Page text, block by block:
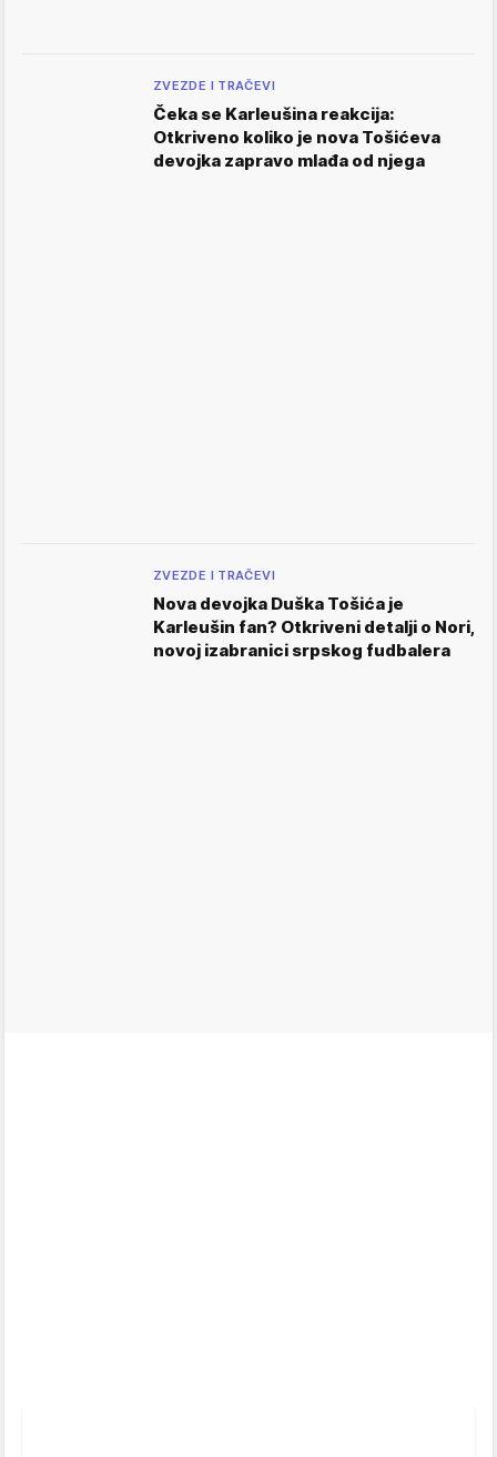
ZVEZDE I TRAČEVI
Čeka se Karleušina reakcija:
Otkriveno koliko je nova Tošićeva
devojka zapravo mlađa od njega
ZVEZDE I TRAČEVI
Nova devojka Duška Tošića je
Karleušin fan? Otkriveni detalji o Nori,
novoj izabranici srpskog fudbalera